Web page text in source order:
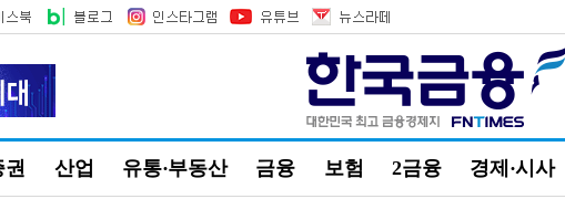
권 산업 유통·부동산 금융 보험 2금융 경제·시사